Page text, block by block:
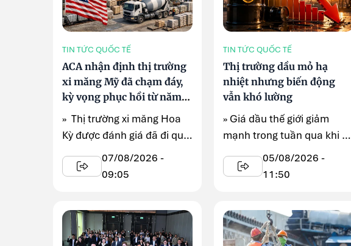
TIN TỨC QUỐC TẾ
ACA nhận định thị trường
xi măng Mỹ đã chạm đáy,
kỳ vọng phục hồi từ năm
2027
» Thị trường xi măng Hoa
Kỳ được đánh giá đã đi qua
giai đoạn suy giảm mạnh
nhất ...
07/08/2026 -
09:05
TIN TỨC QUỐC TẾ
Thị trường dầu mỏ hạ
nhiệt nhưng biến động
vẫn khó lường
» Giá dầu thế giới giảm
mạnh trong tuần qua khi kỳ
vọng căng thẳng tại Trung
Đông dần hạ nhiệt, ...
05/08/2026 -
11:50